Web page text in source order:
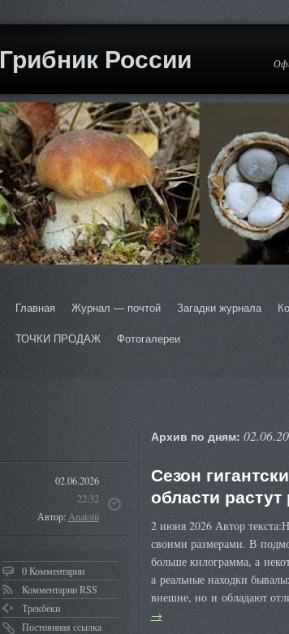
Грибник России
Главная Журнал — почтой Загадки журнала
ТОЧКИ ПРОДАЖ
Фотогалереи
Архив по дням:
02.06.2026
22:32
Автор:Anatolii
0 Комментарии
Комментарии RSS
Трекбеки
Постоянная ссылка
Сезон
области
2 июня 2026 Автор
своими размерами. В
больше килограмма, а
а реальные находки
внешне, но и обладают
→